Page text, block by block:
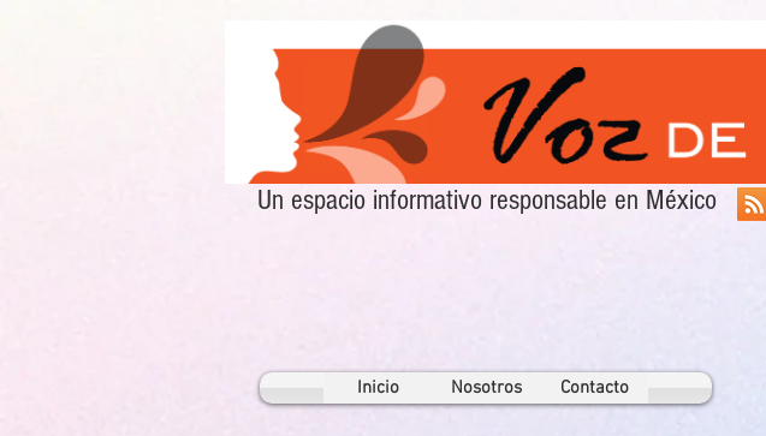
Un espacio informativo responsable en México
Inicio Nosotros Contacto